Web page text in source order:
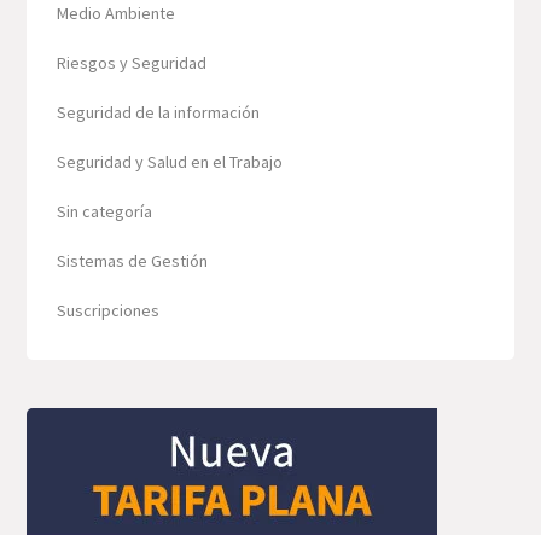
Medio Ambiente
Riesgos y Seguridad
Seguridad de la información
Seguridad y Salud en el Trabajo
Sin categoría
Sistemas de Gestión
Suscripciones